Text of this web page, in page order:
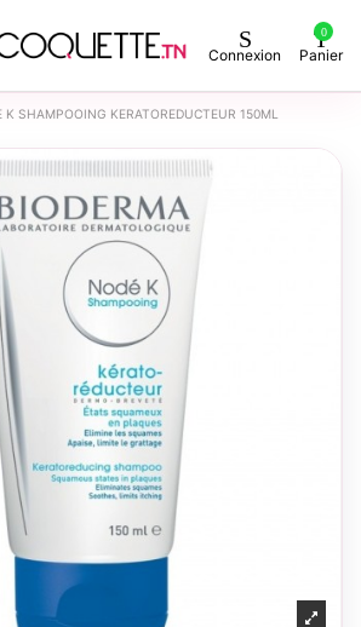
Connexion
0
Panier
K SHAMPOOING KERATOREDUCTEUR 150ML